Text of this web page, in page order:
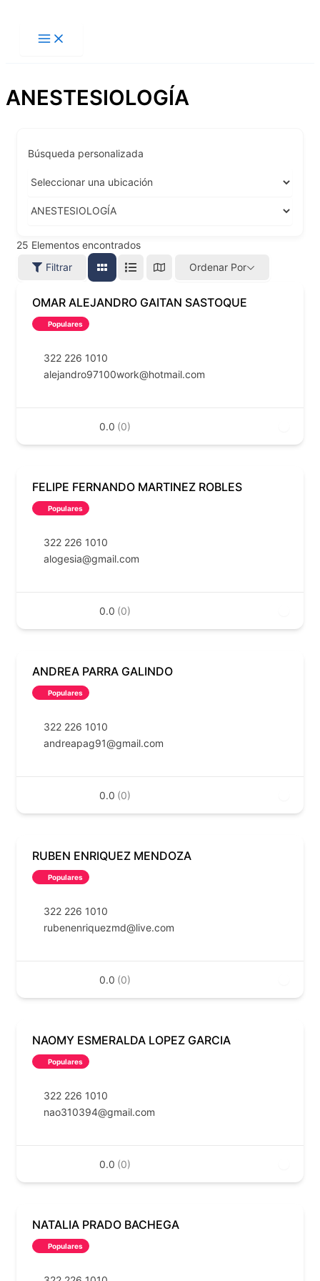
ANESTESIOLOGÍA
Búsqueda personalizada
25 Elementos encontrados
Filtrar
Ordenar Por
OMAR ALEJANDRO GAITAN SASTOQUE
Populares
322 226 1010
alejandro97100work@hotmail.com
0.0 (0)
FELIPE FERNANDO MARTINEZ ROBLES
Populares
322 226 1010
alogesia@gmail.com
0.0 (0)
ANDREA PARRA GALINDO
Populares
322 226 1010
andreapag91@gmail.com
0.0 (0)
RUBEN ENRIQUEZ MENDOZA
Populares
322 226 1010
rubenenriquezmd@live.com
0.0 (0)
NAOMY ESMERALDA LOPEZ GARCIA
Populares
322 226 1010
nao310394@gmail.com
0.0 (0)
NATALIA PRADO BACHEGA
Populares